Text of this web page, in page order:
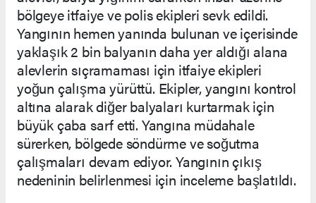
bölgeye itfaiye ve polis ekipleri sevk edildi.
Yangının hemen yanında bulunan ve içerisinde
yaklaşık 2 bin balyanın daha yer aldığı alana
alevlerin sıçramaması için itfaiye ekipleri
yoğun çalışma yürüttü. Ekipler, yangını kontrol
altına alarak diğer balyaları kurtarmak için
büyük çaba sarf etti. Yangına müdahale
sürerken, bölgede söndürme ve soğutma
çalışmaları devam ediyor. Yangının çıkış
nedeninin belirlenmesi için inceleme başlatıldı.